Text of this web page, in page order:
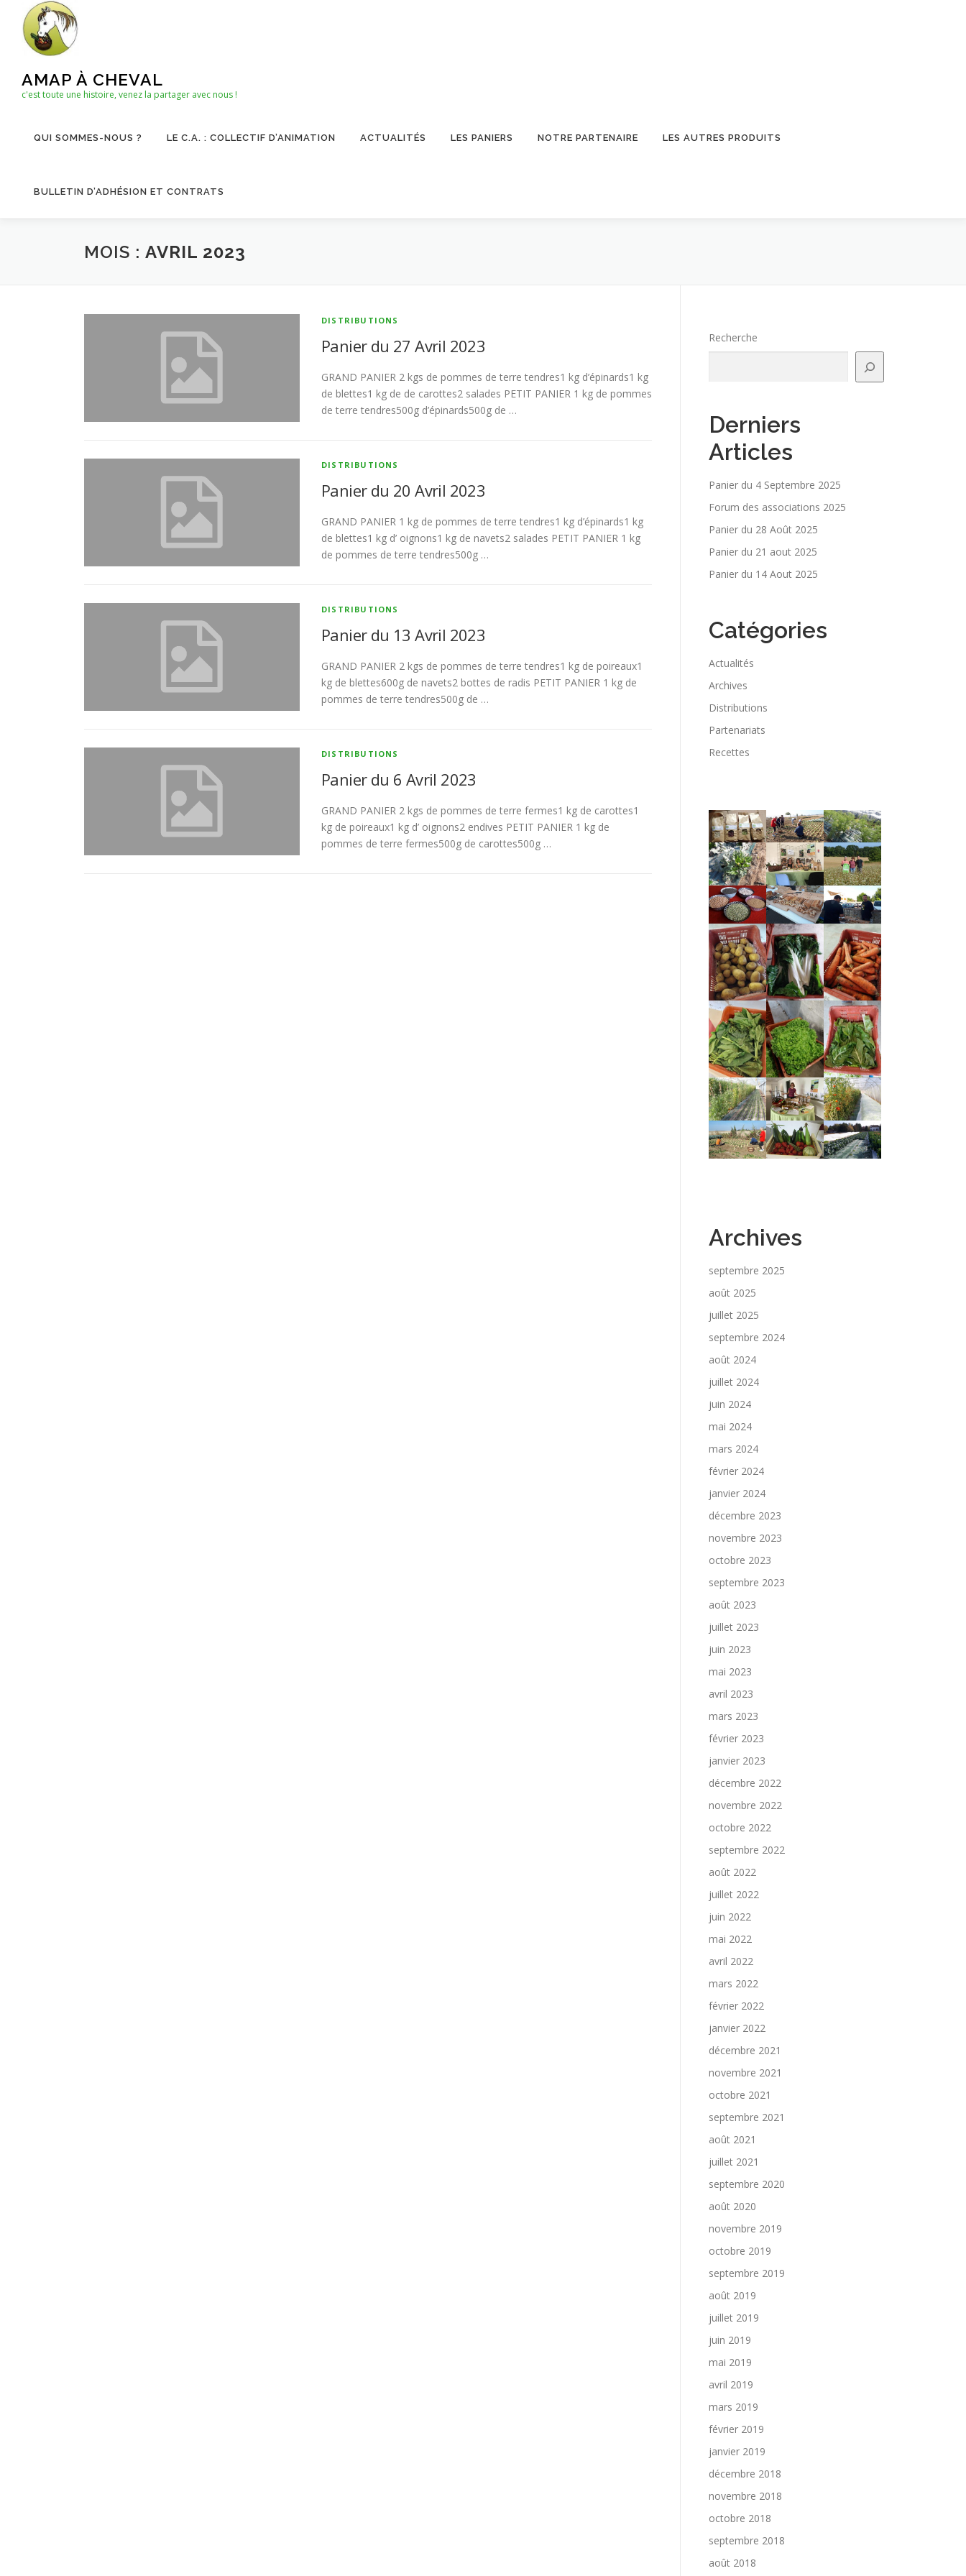
contenu
AMAP À CHEVAL
c'est toute une histoire, venez la partager avec nous !
QUI SOMMES-NOUS ? LE C.A. : COLLECTIF D’ANIMATION ACTUALITÉS LES PANIERS NOTRE PARTENAIRE LES AUTRES PRODUITS
BULLETIN D’ADHÉSION ET CONTRATS
MOIS : AVRIL 2023
DISTRIBUTIONS
Panier du 27 Avril 2023
GRAND PANIER 2 kgs de pommes de terre tendres1 kg d’épinards1 kg
de blettes1 kg de de carottes2 salades PETIT PANIER 1 kg de pommes
de terre tendres500g d’épinards500g de …
DISTRIBUTIONS
Panier du 20 Avril 2023
GRAND PANIER 1 kg de pommes de terre tendres1 kg d’épinards1 kg
de blettes1 kg d’ oignons1 kg de navets2 salades PETIT PANIER 1 kg
de pommes de terre tendres500g …
DISTRIBUTIONS
Panier du 13 Avril 2023
GRAND PANIER 2 kgs de pommes de terre tendres1 kg de poireaux1
kg de blettes600g de navets2 bottes de radis PETIT PANIER 1 kg de
pommes de terre tendres500g de …
DISTRIBUTIONS
Panier du 6 Avril 2023
GRAND PANIER 2 kgs de pommes de terre fermes1 kg de carottes1
kg de poireaux1 kg d’ oignons2 endives PETIT PANIER 1 kg de
pommes de terre fermes500g de carottes500g …
Recherche
Derniers
Articles
Panier du 4 Septembre 2025
Forum des associations 2025
Panier du 28 Août 2025
Panier du 21 aout 2025
Panier du 14 Aout 2025
Catégories
Actualités
Archives
Distributions
Partenariats
Recettes
Archives
septembre 2025
août 2025
juillet 2025
septembre 2024
août 2024
juillet 2024
juin 2024
mai 2024
mars 2024
février 2024
janvier 2024
décembre 2023
novembre 2023
octobre 2023
septembre 2023
août 2023
juillet 2023
juin 2023
mai 2023
avril 2023
mars 2023
février 2023
janvier 2023
décembre 2022
novembre 2022
octobre 2022
septembre 2022
août 2022
juillet 2022
juin 2022
mai 2022
avril 2022
mars 2022
février 2022
janvier 2022
décembre 2021
novembre 2021
octobre 2021
septembre 2021
août 2021
juillet 2021
septembre 2020
août 2020
novembre 2019
octobre 2019
septembre 2019
août 2019
juillet 2019
juin 2019
mai 2019
avril 2019
mars 2019
février 2019
janvier 2019
décembre 2018
novembre 2018
octobre 2018
septembre 2018
août 2018